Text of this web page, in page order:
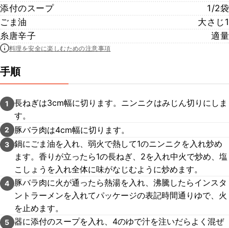
添付のスープ
1/2袋
ごま油
大さじ1
糸唐辛子
適量
料理を安全に楽しむための注意事項
手順
1
長ねぎは3cm幅に切ります。ニンニクはみじん切りにしま
す。
2 豚バラ肉は4cm幅に切ります。
3 鍋にごま油を入れ、弱火で熱して1のニンニクを入れ炒め
ます。香りが立ったら1の長ねぎ、2を入れ中火で炒め、塩
こしょうを入れ全体に味がなじむように炒めます。
4
豚バラ肉に火が通ったら熱湯を入れ、沸騰したらインスタ
ントラーメンを入れてパッケージの表記時間通りゆで、火
を止めます。
5 器に添付のスープを入れ、4のゆで汁を注いだらよく混ぜ